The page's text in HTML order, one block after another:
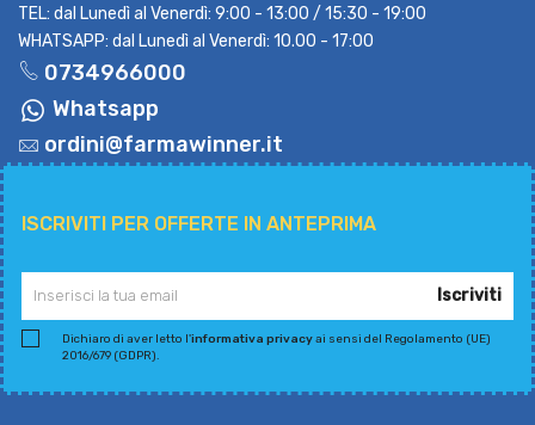
TEL: dal Lunedì al Venerdì: 9:00 - 13:00 / 15:30 - 19:00
WHATSAPP: dal Lunedì al Venerdì: 10.00 - 17:00
0734966000
Whatsapp
ordini@farmawinner.it
ISCRIVITI PER OFFERTE IN ANTEPRIMA
Iscriviti
Dichiaro di aver letto l'informativa privacyai sensi del Regolamento (UE)
2016/679 (GDPR).